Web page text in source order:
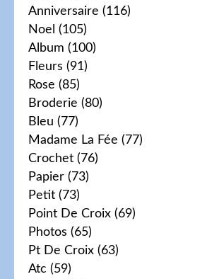
Anniversaire (116)
Noel (105)
Album (100)
Fleurs (91)
Rose (85)
Broderie (80)
Bleu (77)
Madame La Fée (77)
Crochet (76)
Papier (73)
Petit (73)
Point De Croix (69)
Photos (65)
Pt De Croix (63)
Atc (59)